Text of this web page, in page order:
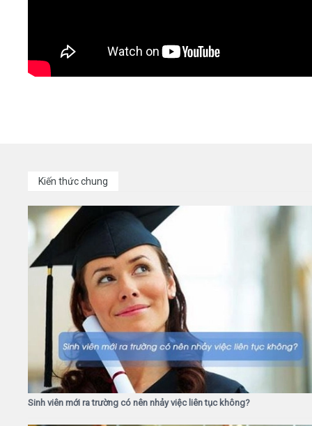
Kiến thức chung
Sinh viên mới ra trường có nên nhảy việc liên tục không?